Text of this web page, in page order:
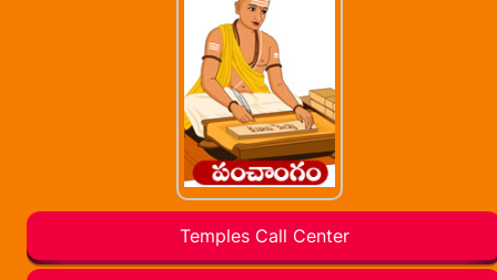
Temples Call Center